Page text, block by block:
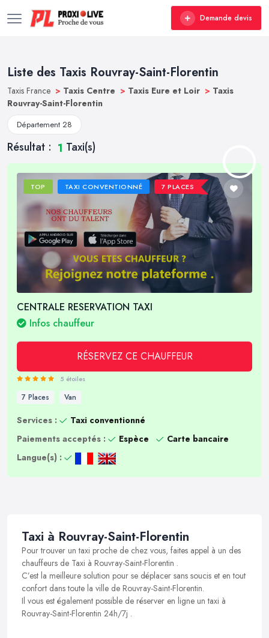
Demande devis
Liste des Taxis Rouvray-Saint-Florentin
Taxis France > Taxis Centre > Taxis Eure et Loir > Taxis
Rouvray-Saint-Florentin
Département 28
Résultat : 1 Taxi(s)
TOP TAXI CONVENTIONNÉ 7 PLACES
CENTRALE RESERVATION TAXI
Infos chauffeur
RÉSERVEZ CE CHAUFFEUR
5 étoiles
7 Places Van
Services :
Taxi conventionné
Paiements acceptés :
Espèce
Carte bancaire
Langue(s) :
Taxi à Rouvray-Saint-Florentin
Pour trouver un taxi proche de chez vous, faites appel à un des
chauffeurs de Taxi à Rouvray-Saint-Florentin .
C’est la meilleure solution pour se déplacer sans soucis et en tout
confort dans toute la ville de Rouvray-Saint-Florentin.
Il vous est également possible de réserver en ligne un taxi à
Rouvray-Saint-Florentin 24h/7j .